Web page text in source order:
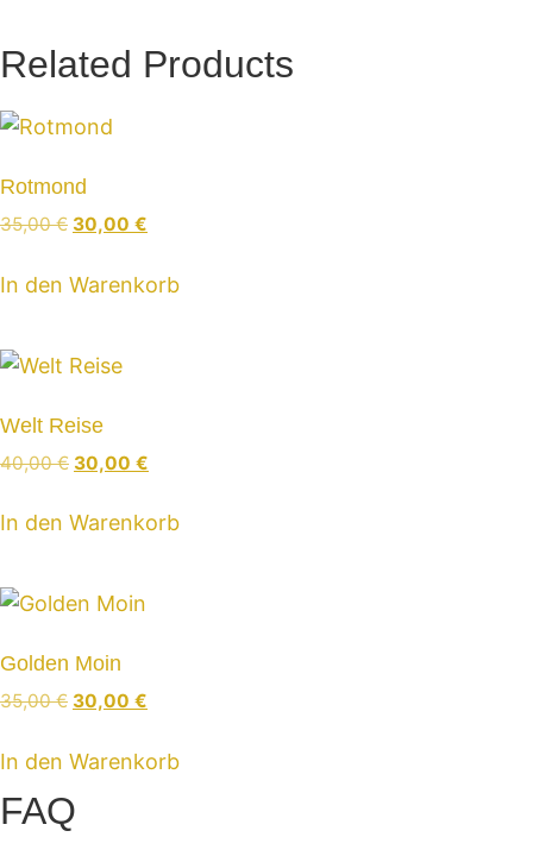
Related Products
Rotmond
35,00€ Ursprünglicher
war:
30,00 €
ist:
In den Warenkorb
Welt Reise
40,00€ Ursprünglicher
war:
30,00 €
ist:
In den Warenkorb
Golden Moin
35,00€ Ursprünglicher
war:
30,00 €
ist:
In den Warenkorb
FAQ